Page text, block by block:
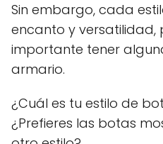
Sin embargo, cada
encanto y versatilidad,
importante tener
armario.
¿Cuál es tu estilo de
¿Prefieres las botas